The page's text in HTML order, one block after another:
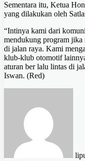
Sementara itu, Ketua
yang dilakukan oleh
“Intinya kami dari
mendukung program jika
di jalan raya. Kami
klub-klub otomotif
aturan ber lalu lintas di
Iswan. (Red)